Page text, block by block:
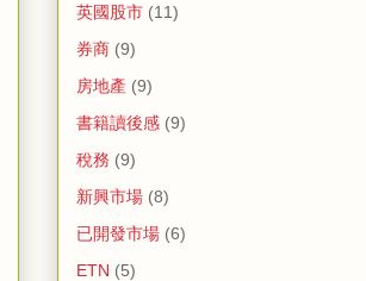
英國股市 (11)
券商 (9)
房地產 (9)
書籍讀後感 (9)
稅務 (9)
新興市場 (8)
已開發市場 (6)
ETN (5)